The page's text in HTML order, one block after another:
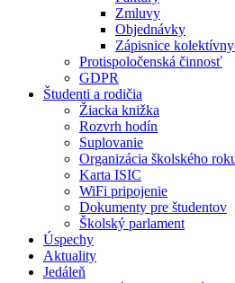
Zmluvy
Objednávky
Zápisnice
Protispoločenská činnosť
GDPR
Študenti a rodičia
Žiacka knižka
Rozvrh hodín
Suplovanie
Organizácia školského
Karta ISIC
WiFi pripojenie
Dokumenty pre študentov
Školský parlament
Úspechy
Aktuality
Jedáleň